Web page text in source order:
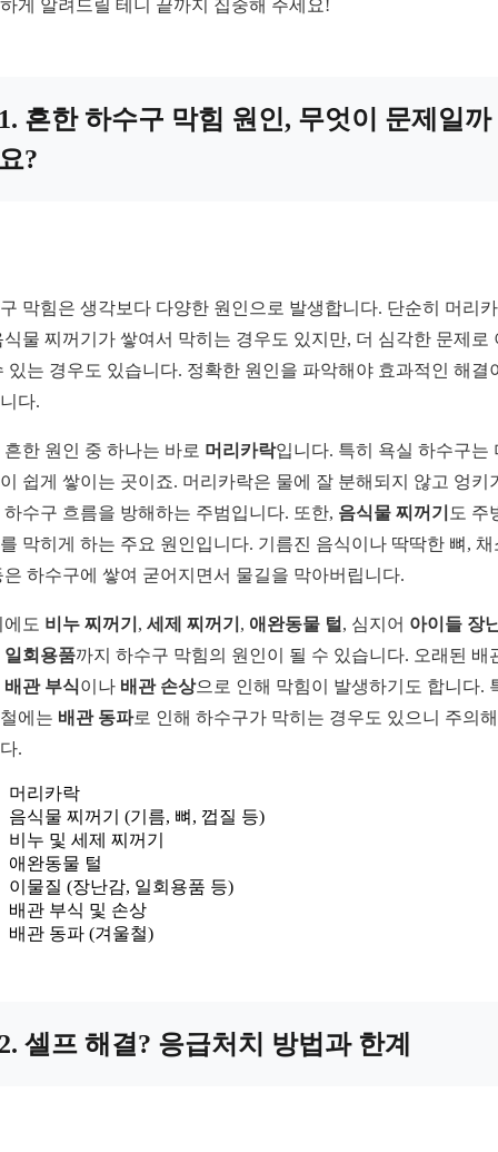
게 알려드릴 테니 끝까지 집중해 주세요!
흔한 하수구 막힘 원인, 무엇이 문제일까
?
막힘은 생각보다 다양한 원인으로 발생합니다. 단순히 머리
식물 찌꺼기가 쌓여서 막히는 경우도 있지만, 더 심각한 문제로
있는 경우도 있습니다. 정확한 원인을 파악해야 효과적인 해결
다.
흔한 원인 중 하나는 바로 머리카락입니다. 특히 욕실 하수구는
쉽게 쌓이는 곳이죠. 머리카락은 물에 잘 분해되지 않고 엉키
하수구 흐름을 방해하는 주범입니다. 또한, 음식물 찌꺼기 도 주
막히게 하는 주요 원인입니다. 기름진 음식이나 딱딱한 뼈, 채
은 하수구에 쌓여 굳어지면서 물길을 막아버립니다.
도 비누 찌꺼기 , 세제 찌꺼기 , 애완동물 털 , 심지어 아이들 장
일회용품까지 하수구 막힘의 원인이 될 수 있습니다. 오래된 배
배관 부식이나 배관 손상으로 인해 막힘이 발생하기도 합니다.
에는 배관 동파로 인해 하수구가 막히는 경우도 있으니 주의
.
머리카락
음식물 찌꺼기 (기름, 뼈, 껍질 등)
비누 및 세제 찌꺼기
애완동물 털
이물질 (장난감, 일회용품 등)
배관 부식 및 손상
배관 동파 (겨울철)
셀프 해결? 응급처치 방법과 한계